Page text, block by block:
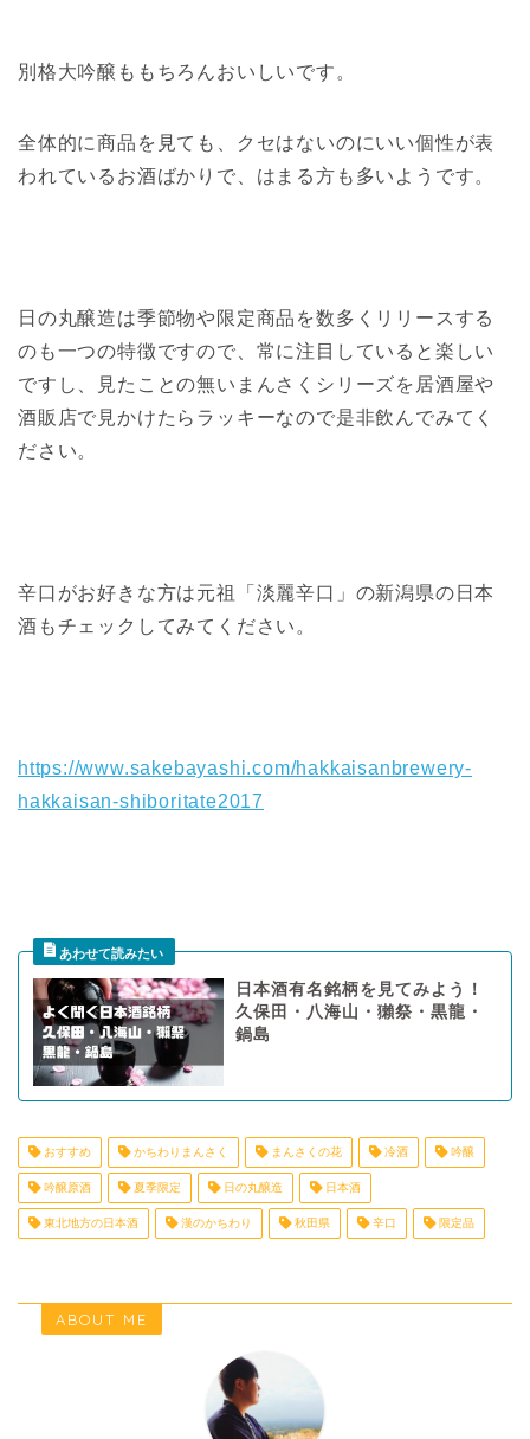
別格大吟醸ももちろんおいしいです。
全体的に商品を見ても、クセはないのにいい個性が表
われているお酒ばかりで、はまる方も多いようです。
日の丸醸造は季節物や限定商品を数多くリリースする
のも一つの特徴ですので、常に注目していると楽しい
ですし、見たことの無いまんさくシリーズを居酒屋や
酒販店で見かけたらラッキーなので是非飲んでみてく
ださい。
辛口がお好きな方は元祖「淡麗辛口」の新潟県の日本
酒もチェックしてみてください。
https://www.sakebayashi.com/hakkaisanbrewery-
hakkaisan-shiboritate2017
日本酒有名銘柄を見てみよう！
久保田・八海山・獺祭・黒龍・
鍋島
おすすめ かちわりまんさく まんさくの花 冷酒 吟醸
吟醸原酒 夏季限定 日の丸醸造 日本酒
東北地方の日本酒 漢のかちわり 秋田県 辛口 限定品
ABOUT ME